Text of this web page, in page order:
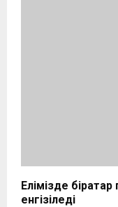
Елімізде
енгізіледі